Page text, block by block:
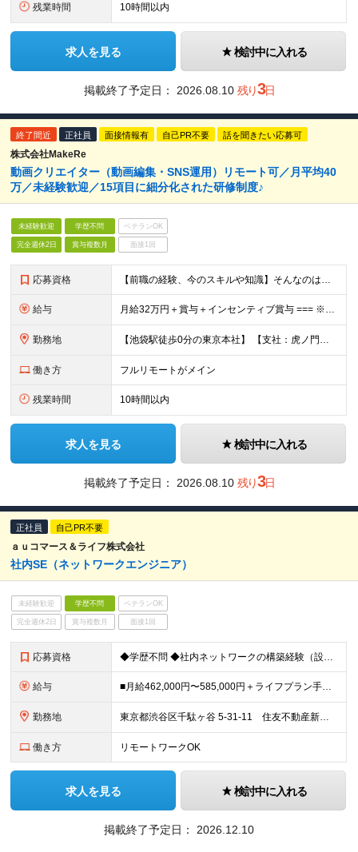
残業時間 10時間以内
求人を見る 検討中に入れる
掲載終了予定日： 2026.08.10 残り3日
終了間近 正社員 面接情報有 自己PR不要 話を聞きたい応募可
株式会社MakeRe
動画クリエイター（動画編集・SNS運用）リモート可／月平均40
万／未経験歓迎／15項目に細分化された研修制度♪
未経験歓迎 学歴不問 ベテランOK
完全週休2日 賞与複数月 面接1回
応募資格 【前職の経験、今のスキルや知識】そんなのはどうでも良い！ 挑戦する人を歓迎する会社です。 ／ 挑戦する者を応援する会社 ーChallenge Yourselfー ＼ ＃未経験歓迎 ＃学歴不問 ＃
給与 月給32万円＋賞与＋インセンティブ賞与 === ※研修期間中の給与 〇経験者（マーケティング・営業・対人業務経験者） ＞月給27万円 〇未経験 ＞月給25万円 ☆研修期間中であっても6ヶ月後業績
勤務地 【池袋駅徒歩0分の東京本社】 【支社：虎ノ門、丸の内、銀座、新宿、渋谷、名古屋、大阪、博多】で募集スタート！ ※転勤はございません。 ☆東京本社 東京都豊島区西池袋1-11-1 メトロポリタンプラ
働き方 フルリモートがメイン
残業時間 10時間以内
求人を見る 検討中に入れる
掲載終了予定日： 2026.08.10 残り3日
正社員 自己PR不要
ａｕコマース＆ライフ株式会社
社内SE（ネットワークエンジニア）
未経験歓迎 学歴不問 ベテランOK
完全週休2日 賞与複数月 面接1回
応募資格 ◆学歴不問 ◆社内ネットワークの構築経験（設計業務全般、config等のチェックができる） ◆サーバー構築経験（AWS構築または運用経験）
給与 ■月給462,000円〜585,000円＋ライフプラン手当 ※詳細は経験等を考慮し同社規定により決定します ※上記月給には月45時間分の固定残業代（職能給）月122,000円〜154,400円を含みま
勤務地 東京都渋谷区千駄ヶ谷 5-31-11 住友不動産新宿南口ビル 11F ※転勤なし ※(変更の範囲)上記を除く当社関連勤務地
働き方 リモートワークOK
求人を見る 検討中に入れる
掲載終了予定日： 2026.12.10